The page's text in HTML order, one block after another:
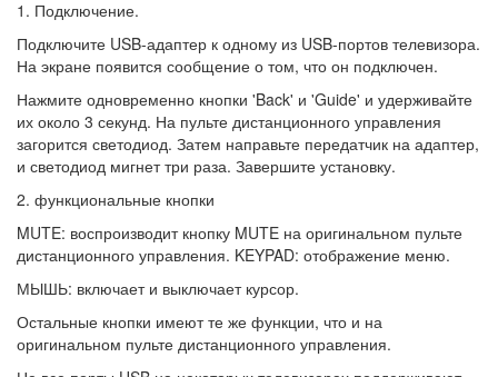
1. Подключение.
Подключите USB-адаптер к одному из USB-портов телевизора.
На экране появится сообщение о том, что он подключен.
Нажмите одновременно кнопки 'Back' и 'Guide' и удерживайте
их около 3 секунд. На пульте дистанционного управления
загорится светодиод. Затем направьте передатчик на адаптер,
и светодиод мигнет три раза. Завершите установку.
2. функциональные кнопки
MUTE: воспроизводиткнопку MUTE на оригинальном пульте
дистанционного управления. KEYPAD: отображение меню.
МЫШЬ: включает и выключает курсор.
Остальные кнопки имеютте же функции, что и на
оригинальном пульте дистанционного управления.